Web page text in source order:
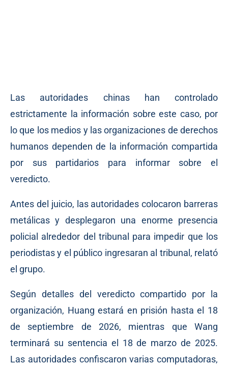
Las autoridades chinas han controlado
estrictamente la información sobre este caso, por
lo que los medios y las organizaciones de derechos
humanos dependen de la información compartida
por sus partidarios para informar sobre el
veredicto.
Antes del juicio, las autoridades colocaron barreras
metálicas y desplegaron una enorme presencia
policial alrededor del tribunal para impedir que los
periodistas y el público ingresaran al tribunal, relató
el grupo.
Según detalles del veredicto compartido por la
organización, Huang estará en prisión hasta el 18
de septiembre de 2026, mientras que Wang
terminará su sentencia el 18 de marzo de 2025.
Las autoridades confiscaron varias computadoras,